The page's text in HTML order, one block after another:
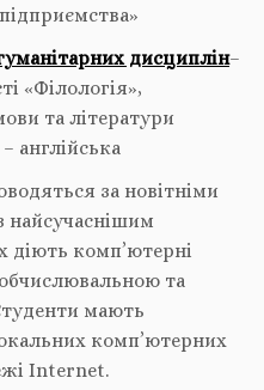
дисциплін–
«Філологія»,
та літератури
англійська
за новітніми
найсучаснішим
комп’ютерні
та
мають
комп’ютерних
Internet.